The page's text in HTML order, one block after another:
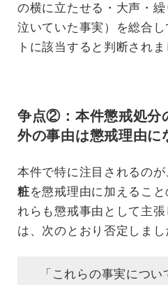
の横に立たせる・大声・繰
泣いていた事実）を総合
トに該当すると判断されま
争点②：本件懲戒処分
外の事由は懲戒理由に
本件で特に注目されるのが
粧を懲戒理由に加えるこ
れらも懲戒事由として主
は、次のとおり否定しまし
「これらの事実につ